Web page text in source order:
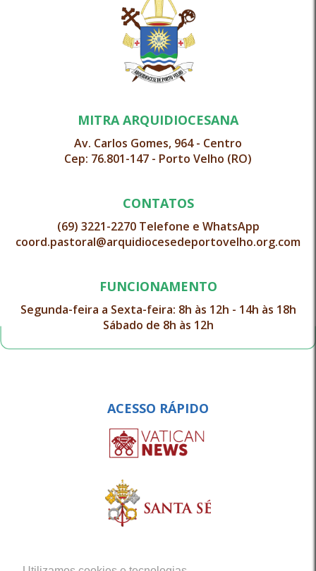
MITRA ARQUIDIOCESANA
Av. Carlos Gomes, 964 - Centro
Cep: 76.801-147 - Porto Velho (RO)
CONTATOS
(69) 3221-2270 Telefone e WhatsApp
coord.pastoral@arquidiocesedeportovelho.org.com
FUNCIONAMENTO
Segunda-feira a Sexta-feira: 8h às 12h - 14h às 18h
Sábado de 8h às 12h
ACESSO RÁPIDO